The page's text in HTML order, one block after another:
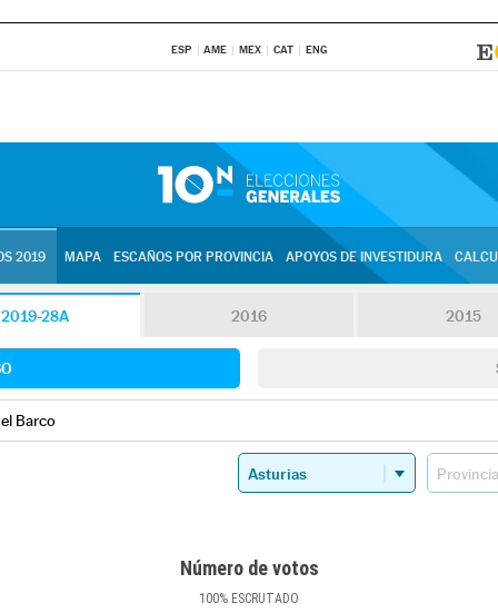
ESP AME MEX CAT ENG
2019 MAPA ESCAÑOS POR PROVINCIA APOYOS DE INVESTIDURA
2019-28A 2016 2015
Barco
Número de votos
100% ESCRUTADO